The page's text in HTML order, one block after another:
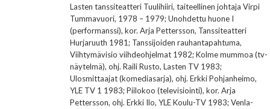
Lasten tanssiteatteri Tuulihiiri, taiteellinen johtaja Virpi
Tummavuori, 1978 – 1979; Unohdettu huone I
(performanssi), kor. Arja Pettersson, Tanssiteatteri
Hurjaruuth 1981; Tanssijoiden rauhantapahtuma,
Viihtymävisio viihdeohjelmat 1982; Kolme mummoa (tv-
näytelmä), ohj. Raili Rusto, Lasten TV 1983;
Ulosmittaajat (komediasarja), ohj. Erkki Pohjanheimo,
YLE TV 1 1983; Piilokoo (televisiointi), kor. Arja
Pettersson, ohj. Erkki Ilo, YLE Koulu-TV 1983; Venla-